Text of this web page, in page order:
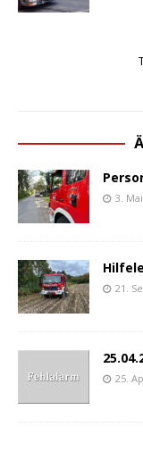
3.
21.
25.